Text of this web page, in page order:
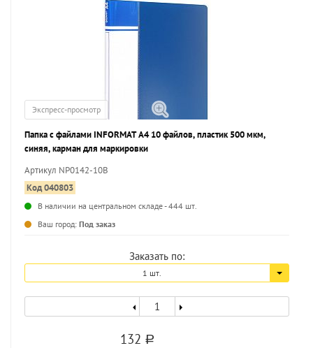
Экспресс-просмотр
Папка с файлами INFORMAT А4 10 файлов, пластик 500 мкм,
синяя, карман для маркировки
Артикул NP0142-10B
Код 040803
В наличии на центральном складе - 444 шт.
Ваш город: Под заказ
Заказать по:
1 шт.
132 a